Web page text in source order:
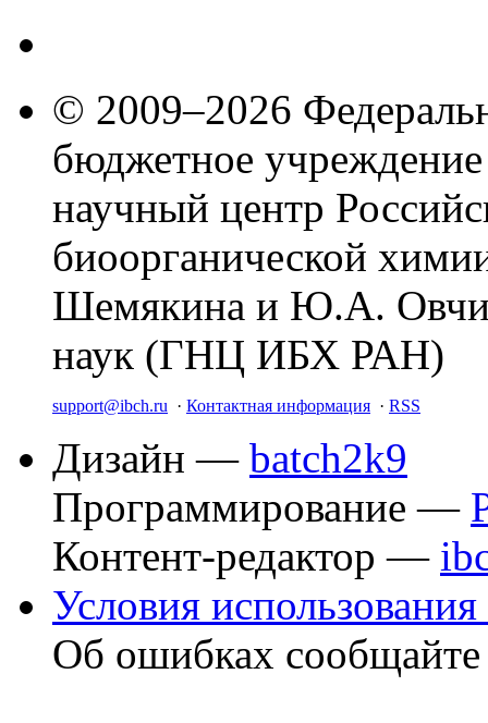
© 2009–2026
бюджетное
научный центр
биоорганической
Шемякина и Ю.А.
наук (ГНЦ ИБХ РАН)
support@ibch.ru · Контактная информация · RSS
Дизайн — batch2k9
Программирование —
Контент-редактор —
Условия использования
Об ошибках